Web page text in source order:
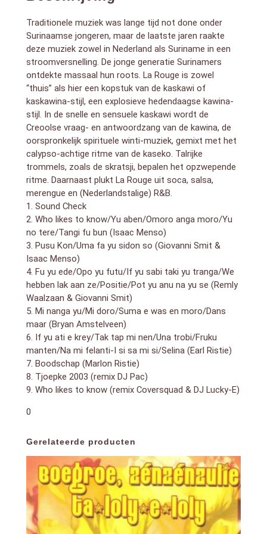
3. Pusu Kon/Uma fa yu sidon so (Giovanni Smit &
4. Fu yu ede/Opo yu futu/If yu sabi taki yu tranga/We
hebben lak aan ze/Positie/Pot yu anu na yu se (Remly
Waalzaan & Giovanni Smit)
5. Mi nanga yu/Mi doro/Suma e was en moro/Dans
maar (Bryan Amstelveen)
6. If yu ati e krey/Tak tap mi nen/Una trobi/Fruku
manten/Na mi felanti-I si sa mi si/Selina (Earl Ristie)
7. Boodschap (Marlon Ristie)
8. Tjoepke 2003 (remix DJ Pac)
9. Who likes to know (remix Coversquad & DJ Lucky-E)
Traditionele muziek was lange tijd not done onder
Surinaamse jongeren, maar de laatste jaren raakte
deze muziek zowel in Nederland als Suriname in een
stroomversnelling. De jonge generatie Surinamers
ontdekte massaal hun roots. La Rouge is zowel
“thuis” als hier een kopstuk van de kaskawi of
kaskawina-stijl, een explosieve hedendaagse kawina-
stijl. In de snelle en sensuele kaskawi wordt de
Creoolse vraag- en antwoordzang van de kawina, de
oorspronkelijk spirituele winti-muziek, gemixt met het
calypso-achtige ritme van de kaseko. Talrijke
trommels, zoals de skratsji, bepalen het opzwepende
ritme. Daarnaast plukt La Rouge uit soca, salsa,
merengue en (Nederlandstalige) R&B.
1. Sound Check
2. Who likes to know/Yu aben/Omoro anga moro/Yu
no tere/Tangi fu bun (Isaac Menso)
3. Pusu Kon/Uma fa yu sidon so (Giovanni Smit &
Isaac Menso)
4. Fu yu ede/Opo yu futu/If yu sabi taki yu tranga/We
hebben lak aan ze/Positie/Pot yu anu na yu se (Remly
Waalzaan & Giovanni Smit)
5. Mi nanga yu/Mi doro/Suma e was en moro/Dans
maar (Bryan Amstelveen)
6. If yu ati e krey/Tak tap mi nen/Una trobi/Fruku
manten/Na mi felanti-I si sa mi si/Selina (Earl Ristie)
7. Boodschap (Marlon Ristie)
8. Tjoepke 2003 (remix DJ Pac)
9. Who likes to know (remix Coversquad & DJ Lucky-E)
0
Gerelateerde producten